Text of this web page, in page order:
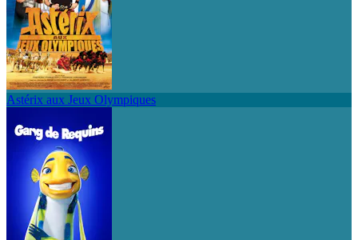
Astérix aux Jeux Olympiques